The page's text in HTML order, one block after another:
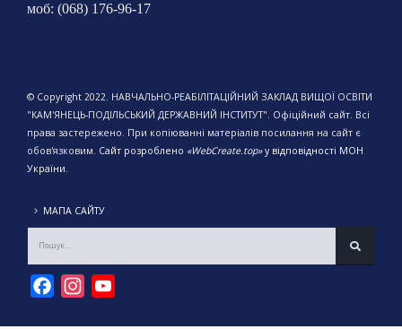
моб: (068) 176-96-17
© Copyright 2022. НАВЧАЛЬНО-РЕАБІЛІТАЦІЙНИЙ ЗАКЛАД ВИЩОЇ ОСВІТИ
"КАМ'ЯНЕЦЬ-ПОДІЛЬСЬКИЙ ДЕРЖАВНИЙ ІНСТИТУТ". Офіційний сайт. Всі
права застережено. При копіюванні матеріалів посилання на сайт є
обов'язковим. Сайт розроблено «WebCreate.top»у відповідності МОН
України.
МАПА САЙТУ
FacebookInstagram